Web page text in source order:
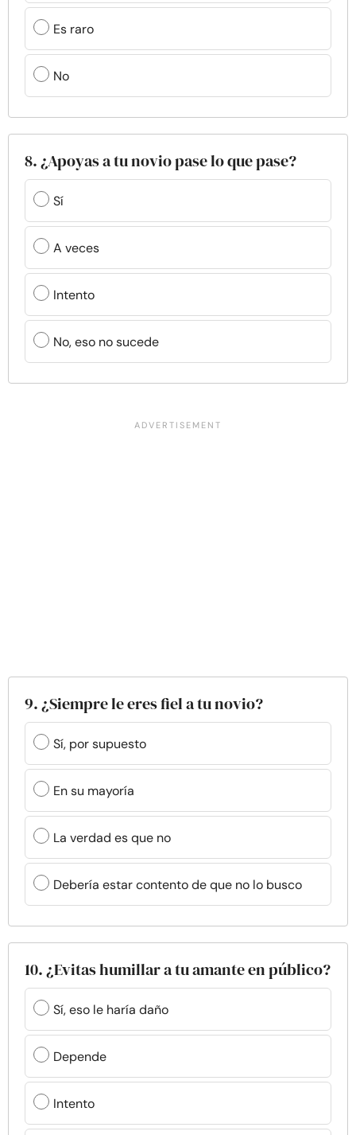
Es raro
No
8. ¿Apoyas a tu novio pase lo que pase?
Sí
A veces
Intento
No, eso no sucede
9. ¿Siempre le eres fiel a tu novio?
Sí, por supuesto
En su mayoría
La verdad es que no
Debería estar contento de que no lo busco
10. ¿Evitas humillar a tu amante en público?
Sí, eso le haría daño
Depende
Intento